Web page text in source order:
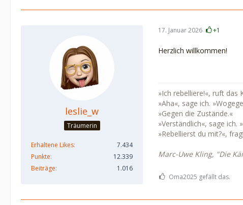
leslie_w
Träumerin
Erhaltene Likes
7.434
Punkte
12.339
Beiträge
1.016
17. Januar 2026 +1
Herzlich willkommen!
»Ich rebelliere!«, ruft das
»Aha«, sage ich.
»Gegen die Zustände.«
»Verständlich«, sage ich.
»Rebellierst du mit?«,
Marc-Uwe Kling, "Die
Oma2025 gefällt das.